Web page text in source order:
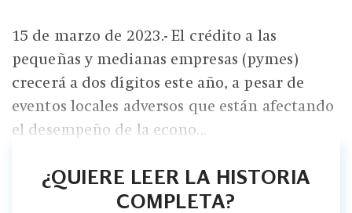
Legal y Política
Blogs
Ranking CEO
Edición Impresa
15 de marzo de 2023.- El crédito a las
pequeñas y medianas empresas (pymes)
crecerá a dos dígitos este año, a pesar de
eventos locales adversos que están afectando
el desempeño de la econo...
¿QUIERE LEER LA HISTORIA
COMPLETA?